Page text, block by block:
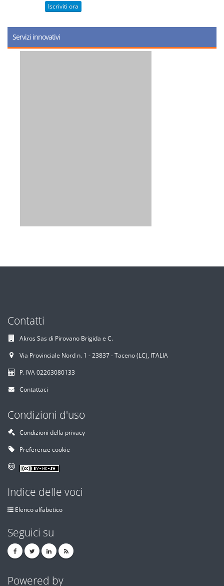
Iscriviti ora
Servizi innovativi
Contatti
Akros Sas di Pirovano Brigida e C.
Via Provinciale Nord n. 1 - 23837 - Taceno (LC), ITALIA
P. IVA 02263080133
Contattaci
Condizioni d'uso
Condizioni della privacy
Preferenze cookie
Indice delle voci
Elenco alfabetico
Seguici su
Powered by